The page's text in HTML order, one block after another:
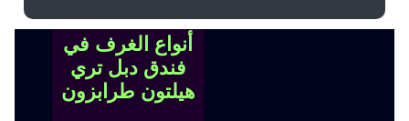
أنواع الغرف في
فندق دبل تري
هيلتون طرابزون